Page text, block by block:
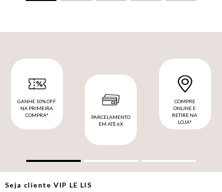
GANHE 10% OFF
NA PRIMEIRA
COMPRA*
PARCELAMENTO
EM ATÉ 6X
COMPRE
ONLINE E
RETIRE NA
LOJA*
Seja clienteVIP LE LIS